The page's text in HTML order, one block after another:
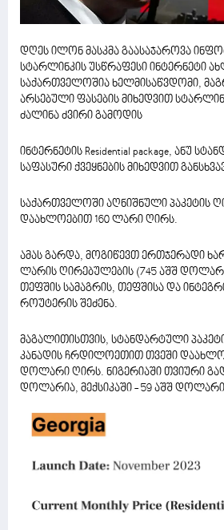
დღეს ილონ მასკმა გაასაჯაროვა
სტარლინკის უსწრაფესი ინტერნეტი
საქართველოშია ხელმისაწვდომი,
არსებული ფასების მიხედვით
ძალინა ძვირი გამოდის
ინტერნეტის Residential package, ანუ
საფასური ქვეყნების მიხედვით
საქართველოში აღნიშნული პაკეტის
დაახლოებით 160 ლარი ღირს.
ამას გარდა, მოგიწევთ ერთჯერადი
ლარის ღირებულების (745 აშშ
თეფშის სამაგრის, თეფშისა და
როუტერის შეძენა.
მაგალითისთვის, სტანდარტული
კანადის ჩრდილოეთით თვეში
დოლარი ღირს. ნიგერიაში თვიური
დოლარია, მექსიკაში - 59 აშშ